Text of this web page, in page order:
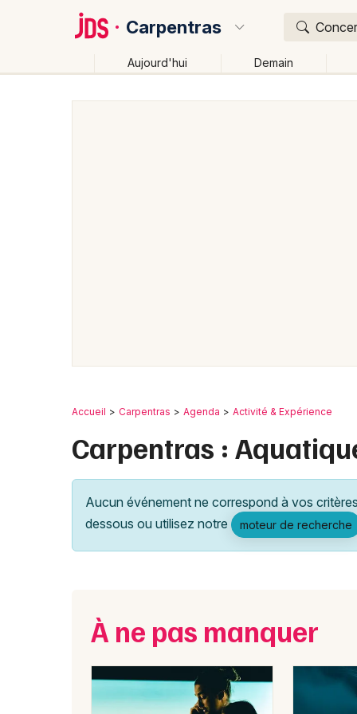
Carpentras
Aujourd'hui Demain
Accueil Carpentras Agenda Activité & Expérience
Carpentras :
Aucun événement ne correspond à vos
dessous ou utilisez notre
moteur de recherche
À ne pas manquer